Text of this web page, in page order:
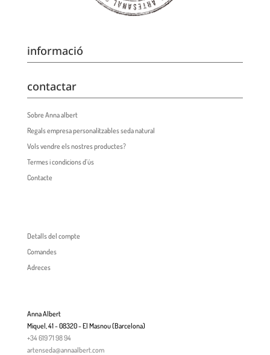
informació
contactar
Sobre Anna albert
Regals empresa personalitzables seda natural
Vols vendre els nostres productes?
Termes i condicions d’ús
Contacte
Detalls del compte
Comandes
Adreces
Anna Albert
Miquel, 41 - 08320 - El Masnou (Barcelona)
+34 619 71 98 94
artenseda@annaalbert.com